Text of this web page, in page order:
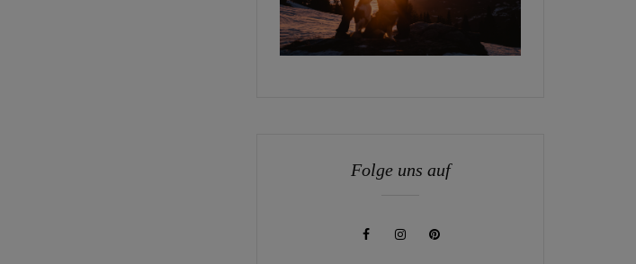
Folge uns auf